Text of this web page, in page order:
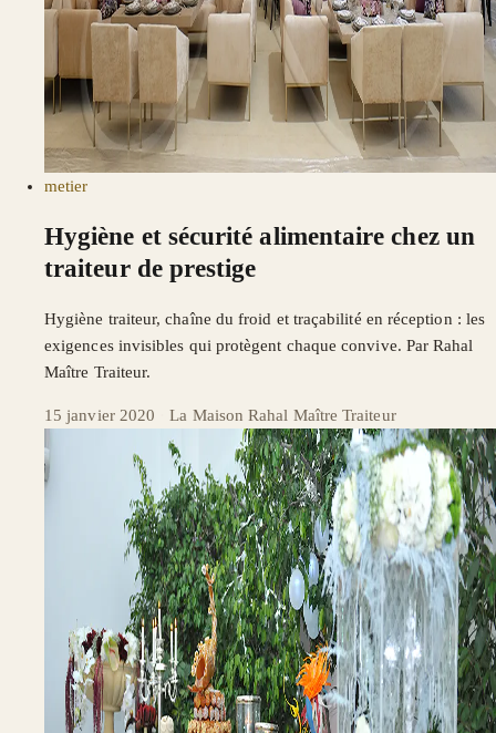
metier
Hygiène et sécurité alimentaire chez un
traiteur de prestige
Hygiène traiteur, chaîne du froid et traçabilité en réception : les
exigences invisibles qui protègent chaque convive. Par Rahal
Maître Traiteur.
15 janvier 2020 La Maison Rahal Maître Traiteur